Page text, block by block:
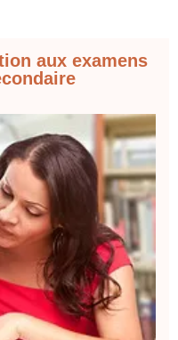
aux examens